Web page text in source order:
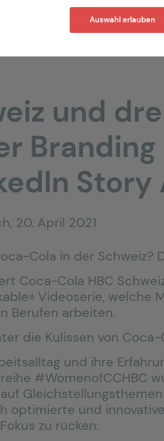
Auswahl erlauben
und
Branding
20. April 2021
Cola in der Schweiz?
Coca-Cola HBC
Videoserie,
Berufen arbeiten.
die Kulissen von Coca-
und ihre
#WomenofCCHBC
optimierte und
zu rücken.